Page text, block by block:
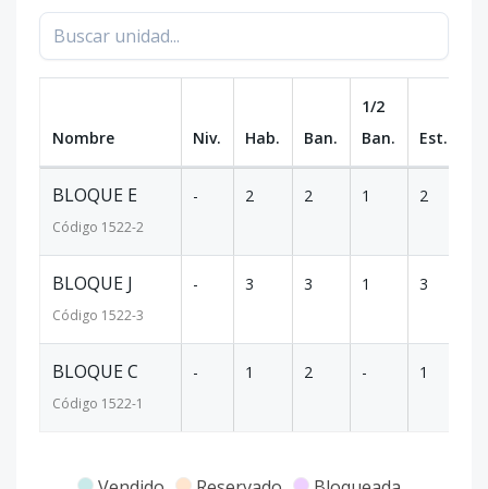
Nombre Niv. Hab. Ban.
1/2
Ban.
Est.
BLOQUE E
Código 1522-2
- 2 2 1 2
BLOQUE J
Código 1522-3
- 3 3 1 3
BLOQUE C
Código 1522-1
- 1 2 - 1